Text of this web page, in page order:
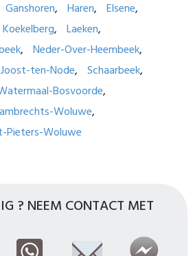
Ganshoren Haren
Elsene
Koekelberg
Laeken
Neder-Over-Heembeek
ten-Node
Schaarbeek
Bosvoorde
Woluwe
Pieters-Woluwe
? NEEM CONTACT MET